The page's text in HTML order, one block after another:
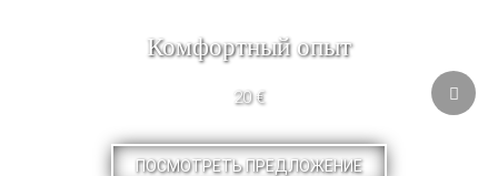
Комфортный опыт
20 €
ПОСМОТРЕТЬ ПРЕДЛОЖЕНИЕ